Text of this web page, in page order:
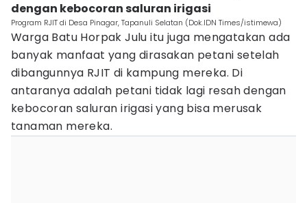
dengan kebocoran saluran irigasi
Program RJIT di Desa Pinagar, Tapanuli Selatan (Dok.IDN Times/istimewa)
Warga Batu Horpak Julu itu juga mengatakan ada
banyak manfaat yang dirasakan petani setelah
dibangunnya RJIT di kampung mereka. Di
antaranya adalah petani tidak lagi resah dengan
kebocoran saluran irigasi yang bisa merusak
tanaman mereka.